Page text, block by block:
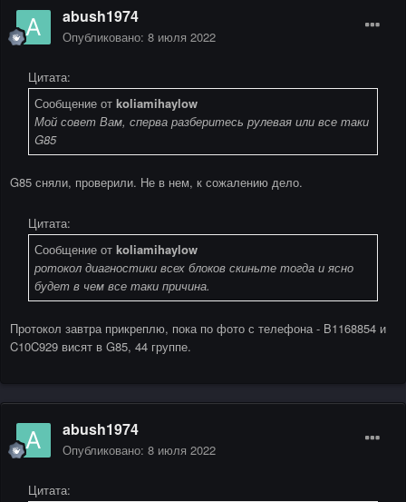
abush1974
Опубликовано: 8 июля 2022
Цитата:
Сообщение от koliamihaylow
Мой совет Вам, сперва разберитесь рулевая или все таки
G85
G85 сняли, проверили. Не в нем, к сожалению дело.
Цитата:
Сообщение от koliamihaylow
ротокол диагностики всех блоков скиньте тогда и ясно
будет в чем все таки причина.
Протокол завтра прикреплю, пока по фото с телефона - B1168854 и
C10C929 висят в G85, 44 группе.
abush1974
Опубликовано: 8 июля 2022
Цитата: